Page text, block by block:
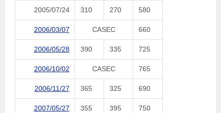
2005/07/24 310 270 580
2006/03/07 CASEC 660
2006/05/28 390 335 725
2006/10/02 CASEC 765
2006/11/27 365 325 690
2007/05/27 355 395 750